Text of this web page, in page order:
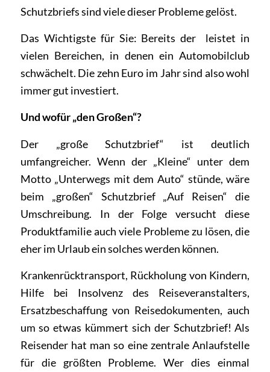
Schutzbriefs sind viele dieser Probleme gelöst.
Das Wichtigste für Sie: Bereits der leistet in
vielen Bereichen, in denen ein Automobilclub
schwächelt. Die zehn Euro im Jahr sind also wohl
immer gut investiert.
Und wofür „den Großen“?
Der „große Schutzbrief“ ist deutlich
umfangreicher. Wenn der „Kleine“ unter dem
Motto „Unterwegs mit dem Auto“ stünde, wäre
beim „großen“ Schutzbrief „Auf Reisen“ die
Umschreibung. In der Folge versucht diese
Produktfamilie auch viele Probleme zu lösen, die
eher im Urlaub ein solches werden können.
Krankenrücktransport, Rückholung von Kindern,
Hilfe bei Insolvenz des Reiseveranstalters,
Ersatzbeschaffung von Reisedokumenten, auch
um so etwas kümmert sich der Schutzbrief! Als
Reisender hat man so eine zentrale Anlaufstelle
für die größten Probleme. Wer dies einmal